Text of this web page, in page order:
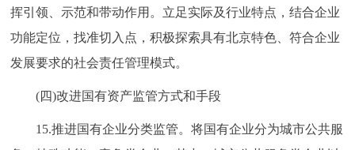
挥引领、示范和带动作用。立足实际及行业特点，结合企业
功能定位，找准切入点，积极探索具有北京特色、符合企业
发展要求的社会责任管理模式。
(四)改进国有资产监管方式和手段
15.推进国有企业分类监管。将国有企业分为城市公共服